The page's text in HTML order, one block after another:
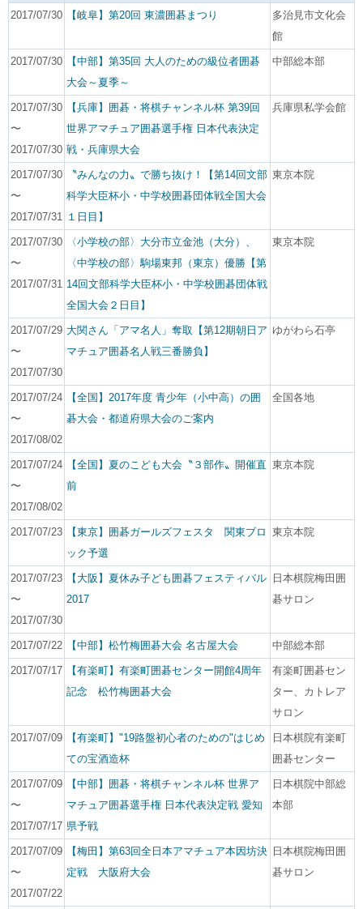
2017/07/30 【岐阜】第20回 東濃囲碁まつり
多治見市文化会
館
2017/07/30
【中部】第35回 大人のための級位者囲碁
大会～夏季～
中部総本部
2017/07/30
〜
2017/07/30
【兵庫】囲碁・将棋チャンネル杯 第39回
世界アマチュア囲碁選手権 日本代表決定
戦・兵庫県大会
兵庫県私学会館
2017/07/30
〜
2017/07/31
〝みんなの力〟で勝ち抜け！【第14回文部
科学大臣杯小・中学校囲碁団体戦全国大会
１日目】
東京本院
2017/07/30
〜
2017/07/31
〈小学校の部〉大分市立金池（大分）、
〈中学校の部〉駒場東邦（東京）優勝【第
14回文部科学大臣杯小・中学校囲碁団体戦
全国大会２日目】
東京本院
2017/07/29
〜
2017/07/30
大関さん「アマ名人」奪取【第12期朝日ア
マチュア囲碁名人戦三番勝負】
ゆがわら石亭
2017/07/24
〜
2017/08/02
【全国】2017年度 青少年（小中高）の囲
碁大会・都道府県大会のご案内
全国各地
2017/07/24
〜
2017/08/02
【全国】夏のこども大会〝３部作〟開催直
前
東京本院
2017/07/23
【東京】囲碁ガールズフェスタ 関東ブロ
ック予選
東京本院
2017/07/23
〜
2017/07/30
【大阪】夏休み子ども囲碁フェスティバル
2017
日本棋院梅田囲
碁サロン
2017/07/22 【中部】松竹梅囲碁大会 名古屋大会 中部総本部
2017/07/17
【有楽町】有楽町囲碁センター開館4周年
記念 松竹梅囲碁大会
有楽町囲碁セン
ター、カトレア
サロン
2017/07/09
【有楽町】"19路盤初心者のための"はじめ
ての宝酒造杯
日本棋院有楽町
囲碁センター
2017/07/09
〜
2017/07/17
【中部】囲碁・将棋チャンネル杯 世界ア
マチュア囲碁選手権 日本代表決定戦 愛知
県予戦
日本棋院中部総
本部
2017/07/09
〜
2017/07/22
【梅田】第63回全日本アマチュア本因坊決
定戦 大阪府大会
日本棋院梅田囲
碁サロン